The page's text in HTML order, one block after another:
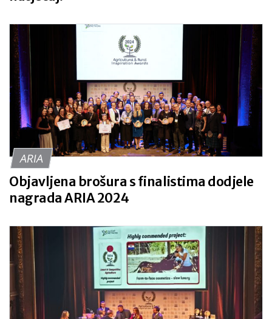
ARIA
Objavljena brošura s finalistima dodjele
nagrada ARIA 2024